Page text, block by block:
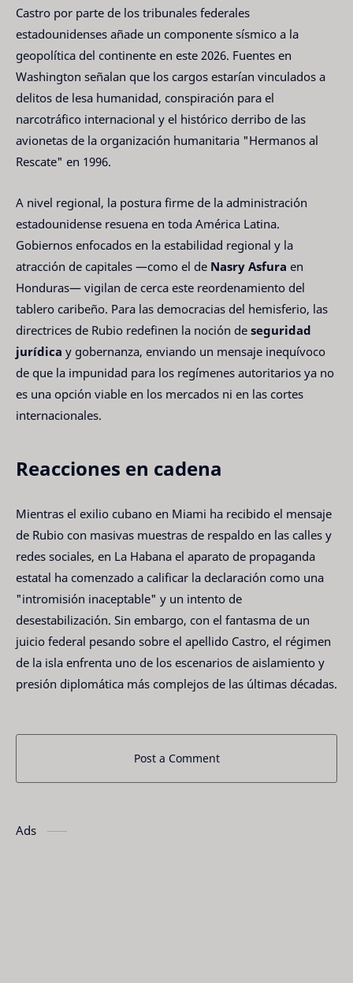
Castro por parte de los tribunales federales
estadounidenses añade un componente sísmico a la
geopolítica del continente en este 2026. Fuentes en
Washington señalan que los cargos estarían vinculados a
delitos de lesa humanidad, conspiración para el
narcotráfico internacional y el histórico derribo de las
avionetas de la organización humanitaria "Hermanos al
Rescate" en 1996.
A nivel regional, la postura firme de la administración
estadounidense resuena en toda América Latina.
Gobiernos enfocados en la estabilidad regional y la
atracción de capitales —como el de Nasry Asfura en
Honduras— vigilan de cerca este reordenamiento del
tablero caribeño. Para las democracias del hemisferio, las
directrices de Rubio redefinen la noción de seguridad
jurídica y gobernanza, enviando un mensaje inequívoco
de que la impunidad para los regímenes autoritarios ya no
es una opción viable en los mercados ni en las cortes
internacionales.
Reacciones en cadena
Mientras el exilio cubano en Miami ha recibido el mensaje
de Rubio con masivas muestras de respaldo en las calles y
redes sociales, en La Habana el aparato de propaganda
estatal ha comenzado a calificar la declaración como una
"intromisión inaceptable" y un intento de
desestabilización. Sin embargo, con el fantasma de un
juicio federal pesando sobre el apellido Castro, el régimen
de la isla enfrenta uno de los escenarios de aislamiento y
presión diplomática más complejos de las últimas décadas.
Post a Comment
Ads